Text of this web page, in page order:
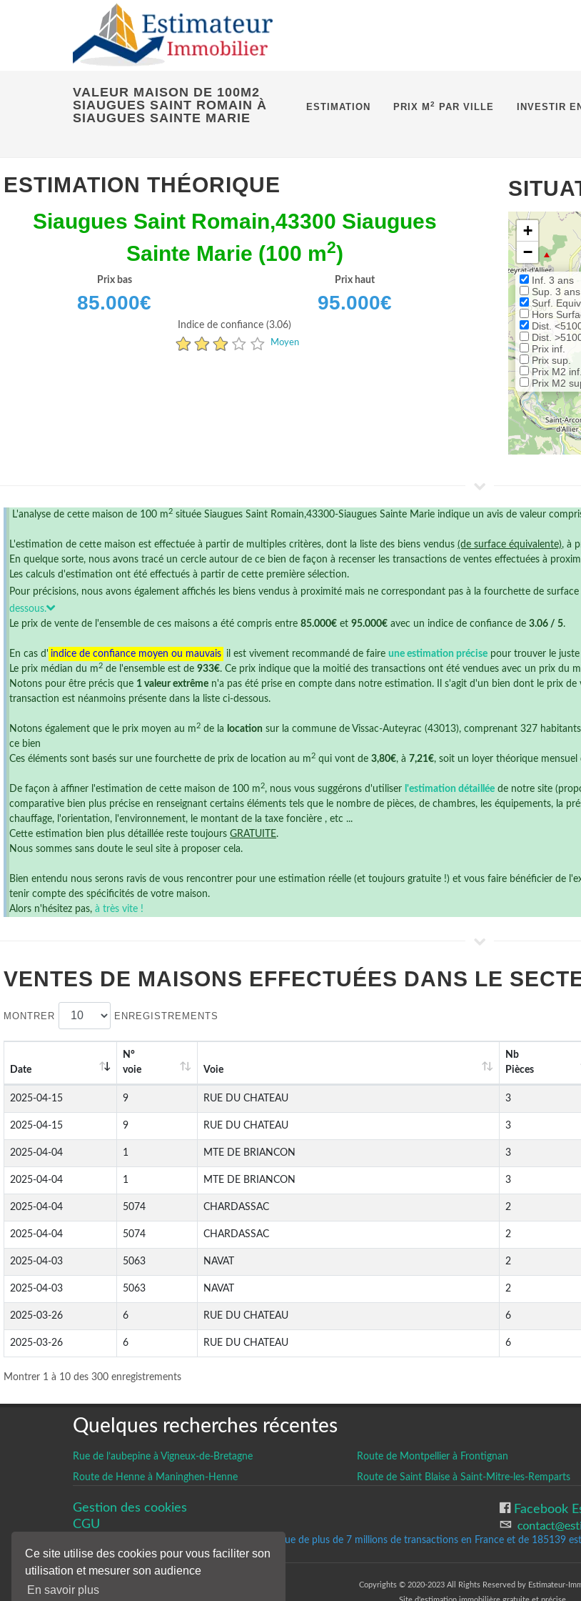
Ce site utilise des cookies pour vous faciliter son
utilisation et mesurer son audience
En savoir plus
ESTIMATION PRIX M 2 PAR VILLE INVESTIR
VALEUR MAISON DE 100M2
SIAUGUES SAINT ROMAIN À
SIAUGUES SAINTE MARIE
ESTIMATION THÉORIQUE
Siaugues Saint Romain,43300 Siaugues
Sainte Marie (100 m2)
Prix bas
85.000€
Prix haut
95.000€
Indice de confiance (3.06)
Moyen
+
−
Inf. 3 ans
Sup. 3 ans
Surf. Equiv.
Hors
Dist.
Dist.
Prix inf.
Prix sup.
Prix M2 inf.
Prix M2
L'analyse de cette maison de 100 m 2 située Siaugues Saint Romain,43300-Siaugues Sainte Marie indique un avis de valeur
L'estimation de cette maison est effectuée à partir de multiples critères, dont la liste des biens vendus (de surface équivalente), à
En quelque sorte, nous avons tracé un cercle autour de ce bien de façon à recenser les transactions de ventes effectuées à
Les calculs d'estimation ont été effectués à partir de cette première sélection.
Pour précisions, nous avons également affichés les biens vendus à proximité mais ne correspondant pas à la fourchette de
dessous.
Le prix de vente de l'ensemble de ces maisons a été compris entre 85.000€ et 95.000€ avec un indice de confiance de 3.06 / 5.
En cas d' indice de confiance moyen ou mauvais il est vivement recommandé de faire une estimation précisepour trouver le juste
Le prix médian du m 2 de l'ensemble est de 933€. Ce prix indique que la moitié des transactions ont été vendues avec un prix du m
Notons pour être précis que 1 valeur extrême n'a pas été prise en compte dans notre estimation. Il s'agit d'un bien dont le prix
transaction est néanmoins présente dans la liste ci-dessous.
Notons également que le prix moyen au m 2 de la location sur la commune de Vissac-Auteyrac (43013), comprenant 327
ce bien
Ces éléments sont basés sur une fourchette de prix de location au m 2 qui vont de 3,80€, à 7,21€, soit un loyer théorique mensuel
De façon à affiner l'estimation de cette maison de 100 m 2, nous vous suggérons d'utiliser l'estimation détaillée de notre site
comparative bien plus précise en renseignant certains éléments tels que le nombre de pièces, de chambres, les équipements, la
chauffage, l'orientation, l'environnement, le montant de la taxe foncière , etc ...
Cette estimation bien plus détaillée reste toujours GRATUITE.
Nous sommes sans doute le seul site à proposer cela.
Bien entendu nous serons ravis de vous rencontrer pour une estimation réelle (et toujours gratuite !) et vous faire bénéficier de
tenir compte des spécificités de votre maison.
Alors n'hésitez pas, à très vite !
VENTES DE MAISONS EFFECTUÉES DANS LE
MONTRER ENREGISTREMENTS
Date
N°
voie
Voie
Nb
Pièces
2025-04-15 9 RUE DU CHATEAU 3
2025-04-15 9 RUE DU CHATEAU 3
2025-04-04 1 MTE DE BRIANCON 3
2025-04-04 1 MTE DE BRIANCON 3
2025-04-04 5074 CHARDASSAC 2
2025-04-04 5074 CHARDASSAC 2
2025-04-03 5063 NAVAT 2
2025-04-03 5063 NAVAT 2
2025-03-26 6 RUE DU CHATEAU 6
2025-03-26 6 RUE DU CHATEAU 6
Montrer 1 à 10 des 300 enregistrements
Quelques recherches récentes
Rue de l’aubepine à Vigneux-de-Bretagne Route de Montpellier à Frontignan
Route de Henne à Maninghen-Henne Route de Saint Blaise à Saint-Mitre-les-Remparts
Gestion des cookies
Facebook
CGU
Un historique de plus de 7 millions de transactions en France et de 185139
Copyrights © 2020-2023 All Rights Reserved by Estimateur-